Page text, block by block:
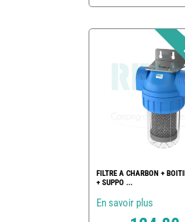
FILTRE A CHARBON +
+ SUPPO ...
En savoir plus